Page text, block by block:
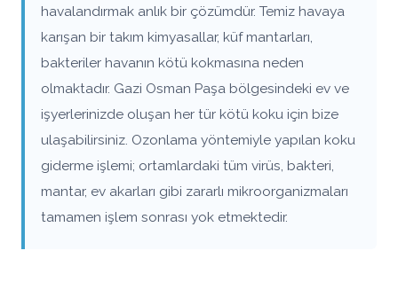
havalandırmak anlık bir çözümdür. Temiz havaya
karışan bir takım kimyasallar, küf mantarları,
bakteriler havanın kötü kokmasına neden
olmaktadır. Gazi Osman Paşa bölgesindeki ev ve
işyerlerinizde oluşan her tür kötü koku için bize
ulaşabilirsiniz. Ozonlama yöntemiyle yapılan koku
giderme işlemi; ortamlardaki tüm virüs, bakteri,
mantar, ev akarları gibi zararlı mikroorganizmaları
tamamen işlem sonrası yok etmektedir.